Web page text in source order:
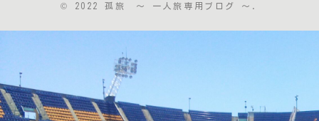
© 2022 孤旅 〜 一人旅専用ブログ ～.